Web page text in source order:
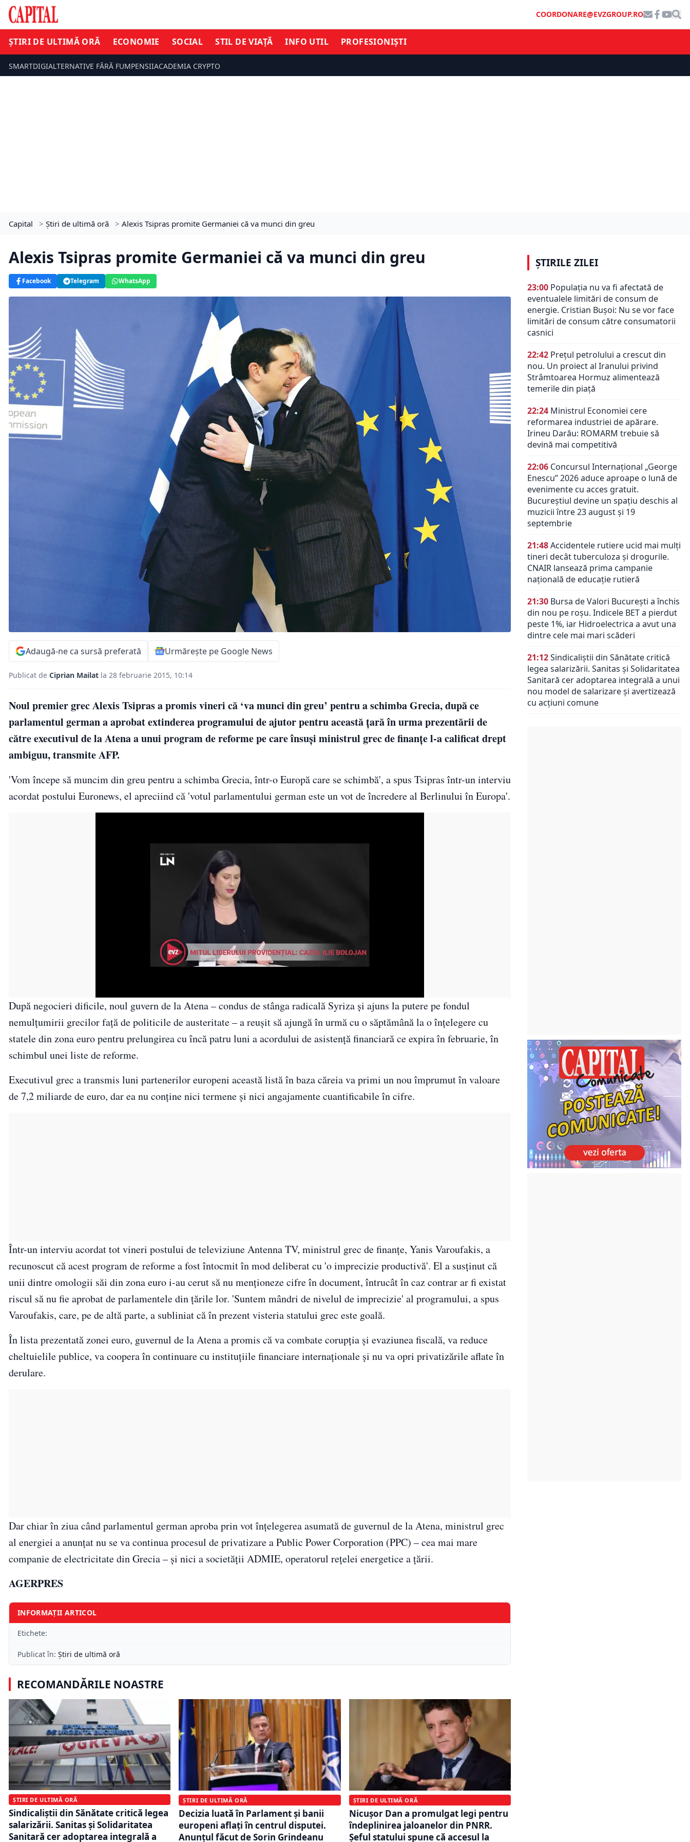
COORDONARE@EVZGROUP.RO
ȘTIRI DE ULTIMĂ ORĂ ECONOMIE SOCIAL STIL DE VIAȚĂ INFO UTIL PROFESIONIȘTI
SMARTDIGIALTERNATIVE FĂRĂ FUMPENSIIACADEMIA CRYPTO
Capital > Știri de ultimă oră > Alexis Tsipras promite Germaniei că va munci din greu
Alexis Tsipras promite Germaniei că va munci din greu
Facebook Telegram WhatsApp
Adaugă-ne ca sursă preferată Urmărește pe Google News
Publicat de Ciprian Mailat la 28 februarie 2015, 10:14
Noul premier grec Alexis Tsipras a promis vineri că ‘va munci din greu’ pentru a schimba Grecia, după ce
parlamentul german a aprobat extinderea programului de ajutor pentru această ţară în urma prezentării de
către executivul de la Atena a unui program de reforme pe care însuşi ministrul grec de finanţe l-a calificat drept
ambiguu, transmite AFP.
'Vom începe să muncim din greu pentru a schimba Grecia, într-o Europă care se schimbă', a spus Tsipras într-un interviu
acordat postului Euronews, el apreciind că 'votul parlamentului german este un vot de încredere al Berlinului în Europa'.
După negocieri dificile, noul guvern de la Atena – condus de stânga radicală Syriza şi ajuns la putere pe fondul
nemulţumirii grecilor faţă de politicile de austeritate – a reuşit să ajungă în urmă cu o săptămână la o înţelegere cu
statele din zona euro pentru prelungirea cu încă patru luni a acordului de asistenţă financiară ce expira în februarie, în
schimbul unei liste de reforme.
Executivul grec a transmis luni partenerilor europeni această listă în baza căreia va primi un nou împrumut în valoare
de 7,2 miliarde de euro, dar ea nu conţine nici termene şi nici angajamente cuantificabile în cifre.
Într-un interviu acordat tot vineri postului de televiziune Antenna TV, ministrul grec de finanţe, Yanis Varoufakis, a
recunoscut că acest program de reforme a fost întocmit în mod deliberat cu 'o imprecizie productivă'. El a susţinut că
unii dintre omologii săi din zona euro i-au cerut să nu menţioneze cifre în document, întrucât în caz contrar ar fi existat
riscul să nu fie aprobat de parlamentele din ţările lor. 'Suntem mândri de nivelul de imprecizie' al programului, a spus
Varoufakis, care, pe de altă parte, a subliniat că în prezent visteria statului grec este goală.
În lista prezentată zonei euro, guvernul de la Atena a promis că va combate corupţia şi evaziunea fiscală, va reduce
cheltuielile publice, va coopera în continuare cu instituţiile financiare internaţionale şi nu va opri privatizările aflate în
derulare.
Dar chiar în ziua când parlamentul german aproba prin vot înţelegerea asumată de guvernul de la Atena, ministrul grec
al energiei a anunţat nu se va continua procesul de privatizare a Public Power Corporation (PPC) – cea mai mare
companie de electricitate din Grecia – şi nici a societăţii ADMIE, operatorul reţelei energetice a ţării.
AGERPRES
INFORMAȚII ARTICOL
Etichete:
Publicat în: Știri de ultimă oră
RECOMANDĂRILE NOASTRE
ȘTIRI DE ULTIMĂ ORĂ
Sindicaliștii din Sănătate critică legea
salarizării. Sanitas și Solidaritatea
Sanitară cer adoptarea integrală a
ȘTIRI DE ULTIMĂ ORĂ
Decizia luată în Parlament și banii
europeni aflați în centrul disputei.
Anunțul făcut de Sorin Grindeanu
ȘTIRI DE ULTIMĂ ORĂ
Nicușor Dan a promulgat legi pentru
îndeplinirea jaloanelor din PNRR.
Șeful statului spune că accesul la
ȘTIRILE ZILEI
23:00 Populația nu va fi afectată de
eventualele limitări de consum de
energie. Cristian Bușoi: Nu se vor face
limitări de consum către consumatorii
casnici
22:42 Prețul petrolului a crescut din
nou. Un proiect al Iranului privind
Strâmtoarea Hormuz alimentează
temerile din piață
22:24 Ministrul Economiei cere
reformarea industriei de apărare.
Irineu Darău: ROMARM trebuie să
devină mai competitivă
22:06 Concursul Internațional „George
Enescu” 2026 aduce aproape o lună de
evenimente cu acces gratuit.
Bucureștiul devine un spațiu deschis al
muzicii între 23 august și 19
septembrie
21:48Accidentele rutiere ucid mai mulți
tineri decât tuberculoza și drogurile.
CNAIR lansează prima campanie
națională de educație rutieră
21:30 Bursa de Valori București a închis
din nou pe roșu. Indicele BET a pierdut
peste 1%, iar Hidroelectrica a avut una
dintre cele mai mari scăderi
21:12Sindicaliștii din Sănătate critică
legea salarizării. Sanitas și Solidaritatea
Sanitară cer adoptarea integrală a unui
nou model de salarizare și avertizează
cu acțiuni comune